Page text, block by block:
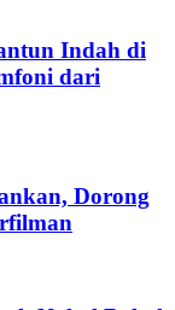
Indah di
dari
Dorong